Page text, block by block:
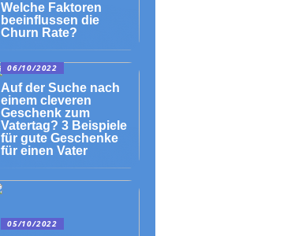
Welche Faktoren
beeinflussen die
Churn Rate?
06/10/2022
Auf der Suche nach
einem cleveren
Geschenk zum
Vatertag? 3 Beispiele
für gute Geschenke
für einen Vater
05/10/2022